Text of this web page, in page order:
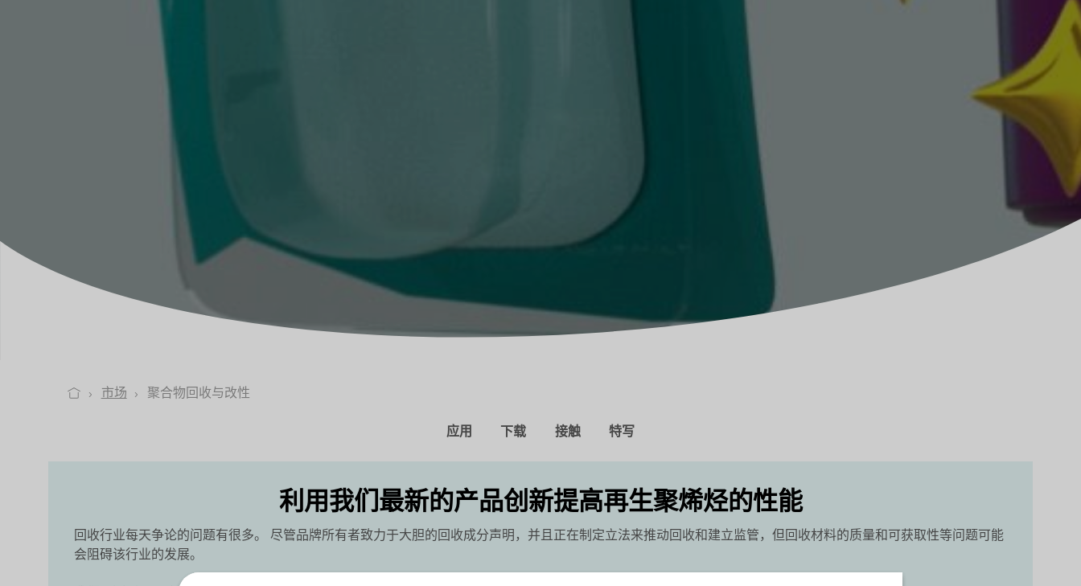
市场 聚合物回收与改性
应用 下载 接触 特写
利用我们最新的产品创新提高再生聚烯烃的性能
回收行业每天争论的问题有很多。 尽管品牌所有者致力于大胆的回收成分声明，并且正在制定立法来推动回收和建立监管，但回收材料的质量和可获取性等问题可能
会阻碍该行业的发展。